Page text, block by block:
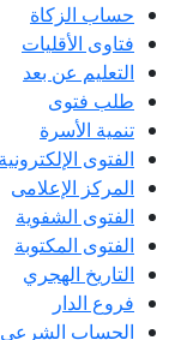
حساب الزكاة
فتاوى الأقليات
التعليم عن بعد
طلب فتوى
تنمية الأسرة
الفتوى الإلكترونية
المركز الإعلامى
الفتوى الشفوية
الفتوى المكتوبة
التاريخ الهجري
فروع الدار
الحساب الشرعي